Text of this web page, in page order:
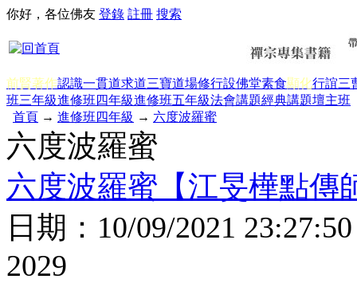
你好，各位佛友 登錄 註冊 搜索
前賢著作認識一貫道求道三寶道場修行設佛堂素食顯化行誼三
班三年級進修班四年級進修班五年級法會講題經典講題壇主班
首頁 → 進修班四年級 → 六度波羅蜜
六度波羅蜜
六度波羅蜜【江旻樺點傳
日期： 10/09/2021 23:27:50
2029